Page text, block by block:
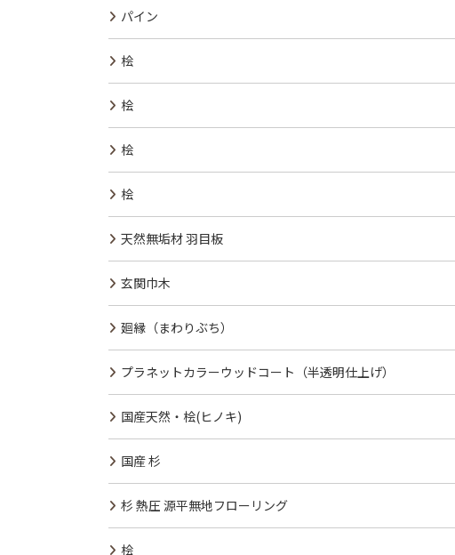
パイン
桧
桧
桧
桧
天然無垢材 羽目板
玄関巾木
廻縁（まわりぶち）
プラネットカラーウッドコート（半透明仕上げ）
国産天然・桧(ヒノキ)
国産 杉
杉 熱圧 源平無地フローリング
桧